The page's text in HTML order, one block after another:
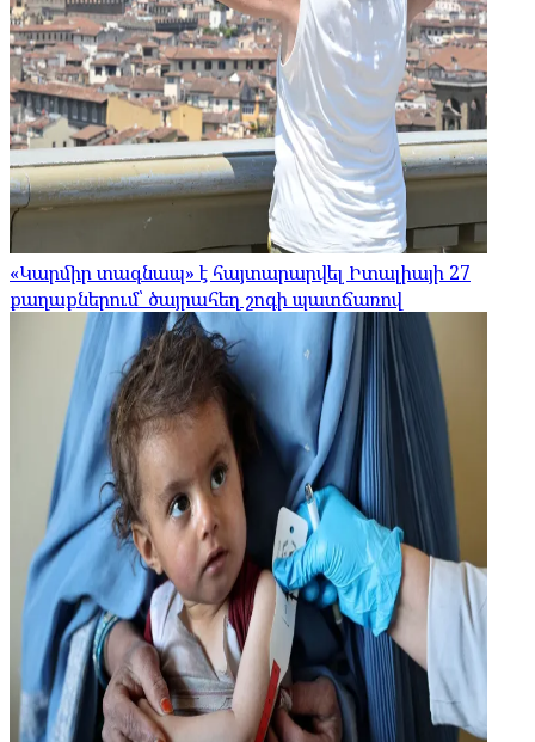
«Կարմիր տագնապ» է հայտարարվել Իտալիայի 27
քաղաքներում՝ ծայրահեղ շոգի պատճառով